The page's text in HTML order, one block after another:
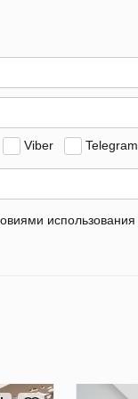
Viber Telegram
использования